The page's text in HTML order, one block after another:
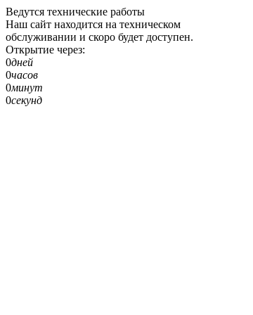
Ведутся технические работы
Наш сайт находится на техническом
обслуживании и скоро будет доступен.
Открытие через:
0дней
0часов
0минут
0секунд